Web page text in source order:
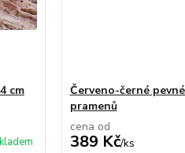
cm
Červeno-černé
pramenů
cena od
389 Kč/ks